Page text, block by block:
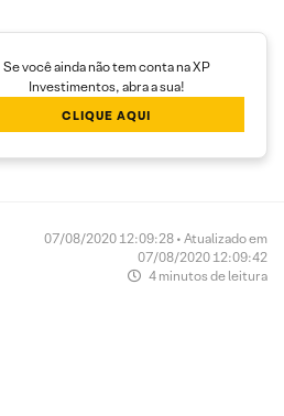
Se você ainda não tem conta na XP
Investimentos, abra a sua!
CLIQUE AQUI
07/08/2020 12:09:28 • Atualizado em
07/08/2020 12:09:42
4 minutos de leitura